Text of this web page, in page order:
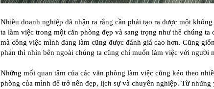
Nhiều doanh nghiệp đã nhận ra rằng cần phải tạo ra được một
ta làm việc trong một căn phòng đẹp và sang trọng như thế chúng
mà công việc mình đang làm cũng được đánh giá cao hơn. Cũng
phán thì nhìn bên ngoài chúng ta cũng chỉ muốn làm việc với người
Những mối quan tâm của các văn phòng làm việc cũng kéo theo
phòng của mình để trở nên đẹp, lịch sự và chuyên nghiệp. Từ những